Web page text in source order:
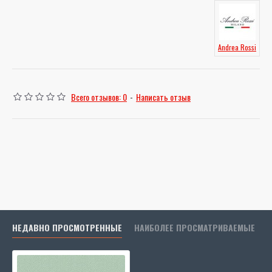
Andrea Rossi
Всего отзывов: 0 - Написать отзыв
НЕДАВНО ПРОСМОТРЕННЫЕ НАИБОЛЕЕ ПРОСМАТРИВАЕМЫЕ